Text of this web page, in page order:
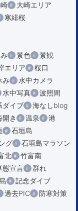
大崎エリア
寒緋桜
景色
景観
エリア
桜口
み
水中カメラ
水中写真
波照間
ダイブ
海なしblog
開き 温泉
港
石垣島
グ
石垣島マラソン
北
竹富南
態宣言
群れ
記念ダイブ
過去PIC
防寒対策